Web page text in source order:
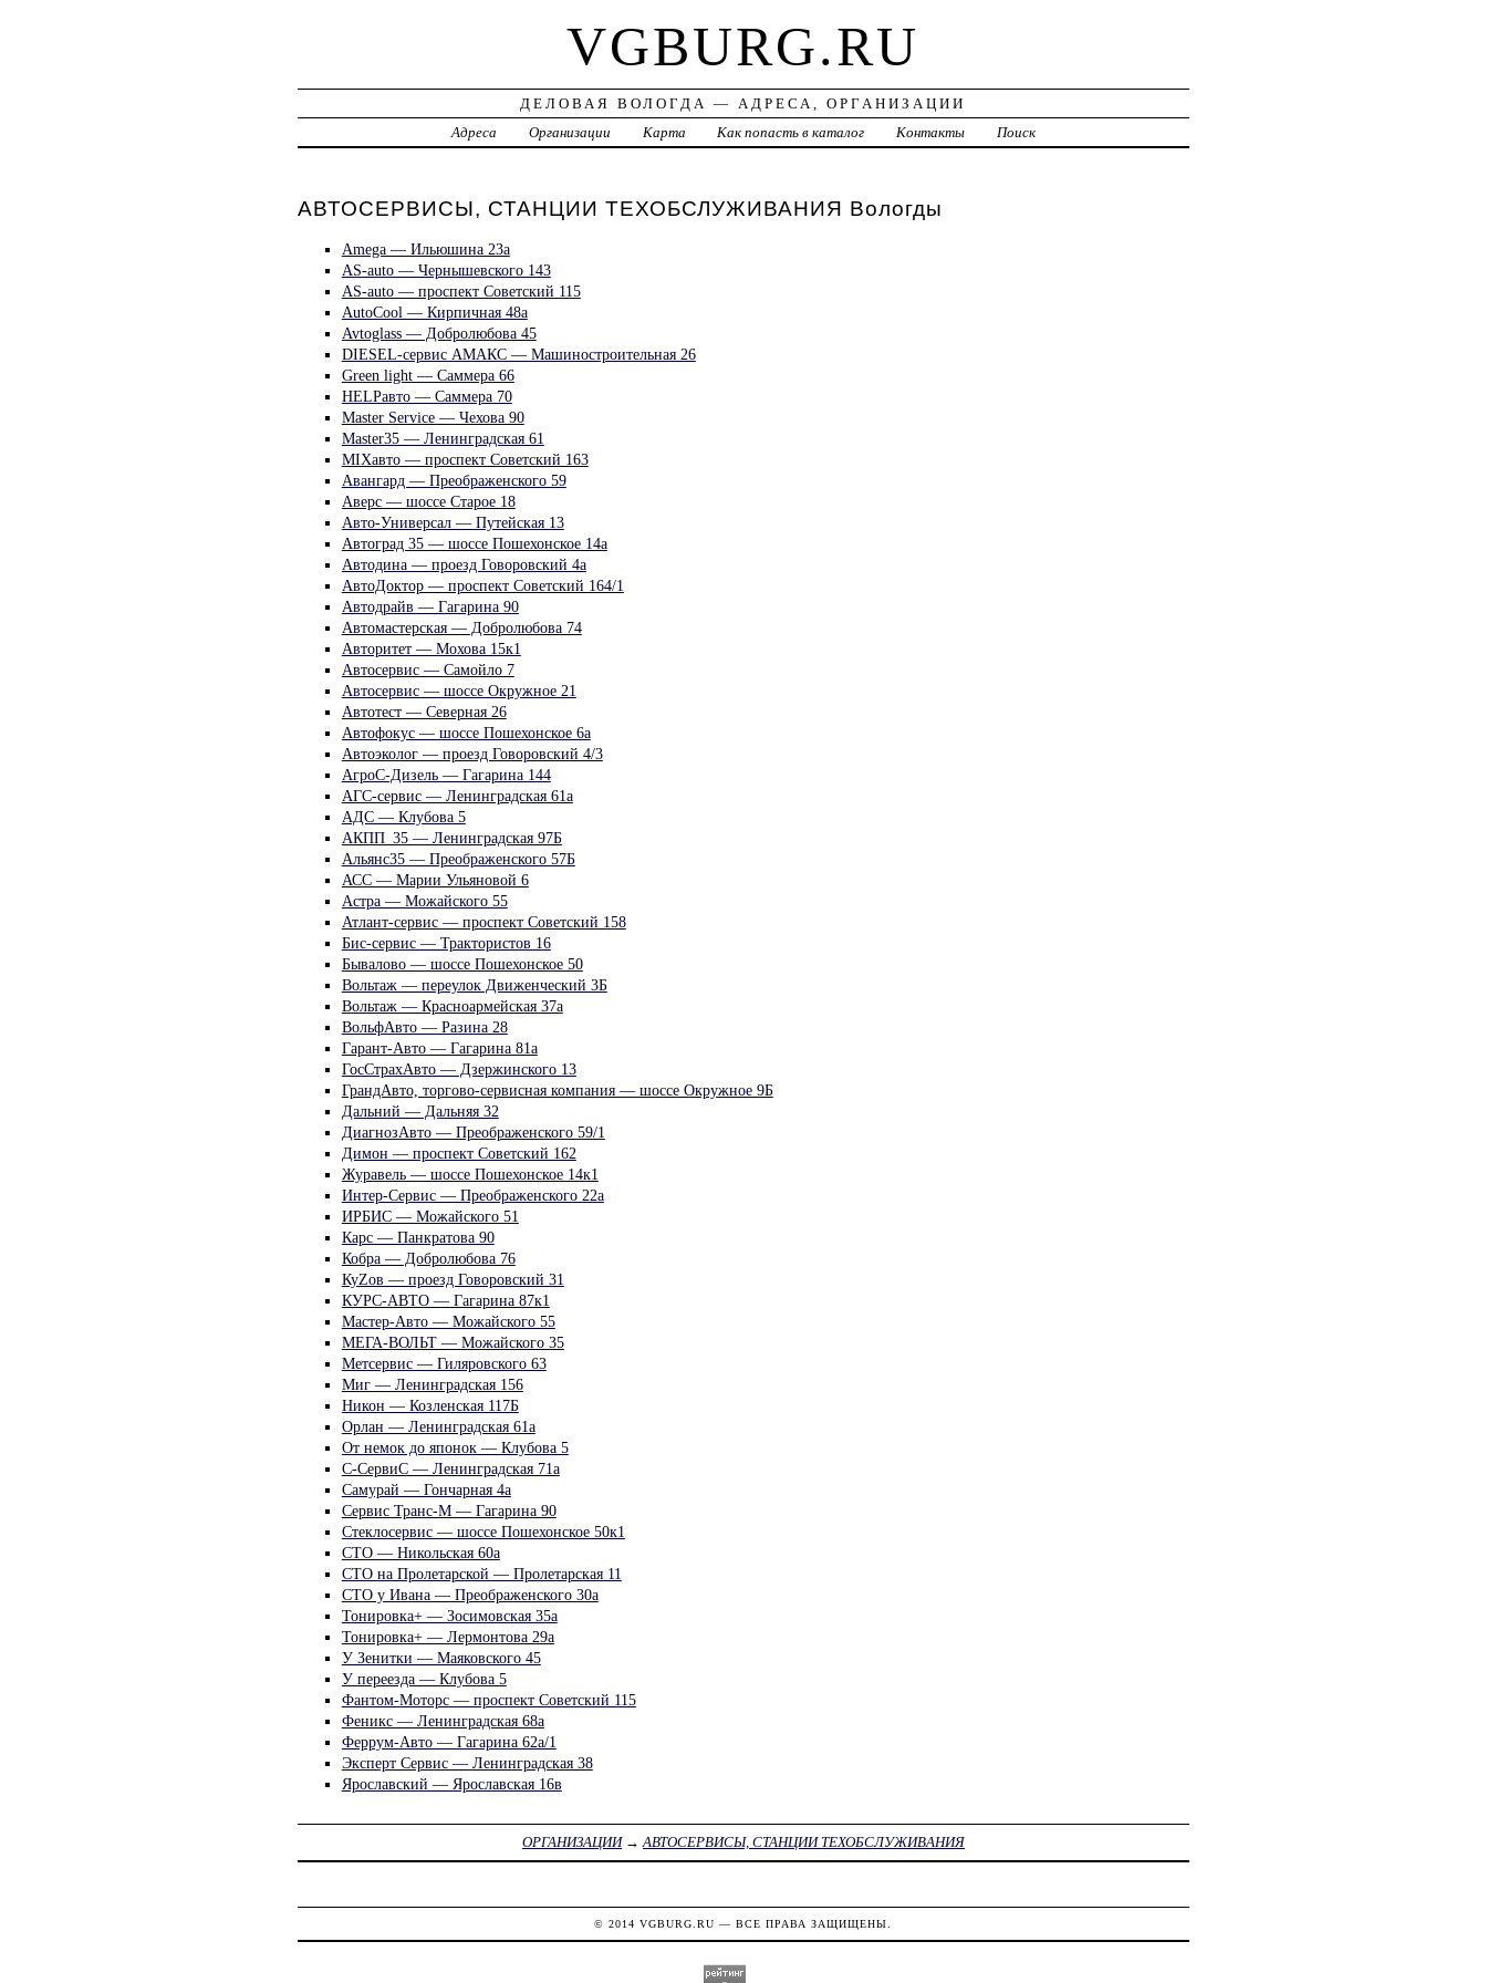
VGBURG.RU
ДЕЛОВАЯ ВОЛОГДА — АДРЕСА, ОРГАНИЗАЦИИ
Адреса
Организации Карта Как попасть в каталог Контакты Поиск
АВТОСЕРВИСЫ, СТАНЦИИ ТЕХОБСЛУЖИВАНИЯ Вологды
Amega — Ильюшина 23а
AS-auto — Чернышевского 143
AS-auto — проспект Советский 115
AutoCool — Кирпичная 48а
Avtoglass — Добролюбова 45
DIESEL-сервис АМАКС — Машиностроительная 26
Green light — Саммера 66
HELPавто — Саммера 70
Master Service — Чехова 90
Master35 — Ленинградская 61
MIXавто — проспект Советский 163
Авангард — Преображенского 59
Аверс — шоссе Старое 18
Авто-Универсал — Путейская 13
Автоград 35 — шоссе Пошехонское 14а
Автодина — проезд Говоровский 4а
АвтоДоктор — проспект Советский 164/1
Автодрайв — Гагарина 90
Автомастерская — Добролюбова 74
Авторитет — Мохова 15к1
Автосервис — Самойло 7
Автосервис — шоссе Окружное 21
Автотест — Северная 26
Автофокус — шоссе Пошехонское 6а
Автоэколог — проезд Говоровский 4/3
АгроС-Дизель — Гагарина 144
АГС-сервис — Ленинградская 61а
АДС — Клубова 5
АКПП_35 — Ленинградская 97Б
Альянс35 — Преображенского 57Б
АСС — Марии Ульяновой 6
Астра — Можайского 55
Атлант-сервис — проспект Советский 158
Бис-сервис — Трактористов 16
Бывалово — шоссе Пошехонское 50
Вольтаж — переулок Движенческий 3Б
Вольтаж — Красноармейская 37а
ВольфАвто — Разина 28
Гарант-Авто — Гагарина 81а
ГосСтрахАвто — Дзержинского 13
ГрандАвто, торгово-сервисная компания — шоссе Окружное 9Б
Дальний — Дальняя 32
ДиагнозАвто — Преображенского 59/1
Димон — проспект Советский 162
Журавель — шоссе Пошехонское 14к1
Интер-Сервис — Преображенского 22а
ИРБИС — Можайского 51
Карс — Панкратова 90
Кобра — Добролюбова 76
КуZов — проезд Говоровский 31
КУРС-АВТО — Гагарина 87к1
Мастер-Авто — Можайского 55
МЕГА-ВОЛЬТ — Можайского 35
Метсервис — Гиляровского 63
Миг — Ленинградская 156
Никон — Козленская 117Б
Орлан — Ленинградская 61а
От немок до японок — Клубова 5
С-СервиС — Ленинградская 71а
Самурай — Гончарная 4а
Сервис Транс-М — Гагарина 90
Стеклосервис — шоссе Пошехонское 50к1
СТО — Никольская 60а
СТО на Пролетарской — Пролетарская 11
СТО у Ивана — Преображенского 30а
Тонировка+ — Зосимовская 35а
Тонировка+ — Лермонтова 29а
У Зенитки — Маяковского 45
У переезда — Клубова 5
Фантом-Моторс — проспект Советский 115
Феникс — Ленинградская 68а
Феррум-Авто — Гагарина 62а/1
Эксперт Сервис — Ленинградская 38
Ярославский — Ярославская 16в
ОРГАНИЗАЦИИ→АВТОСЕРВИСЫ, СТАНЦИИ ТЕХОБСЛУЖИВАНИЯ
© 2014VGBURG.RU — ВСЕ ПРАВА ЗАЩИЩЕНЫ.